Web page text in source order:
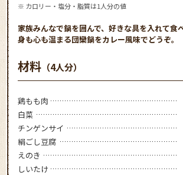
※ カロリー・塩分・脂質は1人分の値
家族みんなで鍋を囲んで、好きな具を入れて食べ
身も心も温まる団欒鍋をカレー風味でどうぞ。
材料 （4人分）
鶏もも肉
白菜
チンゲンサイ
絹ごし豆腐
えのき
しいたけ